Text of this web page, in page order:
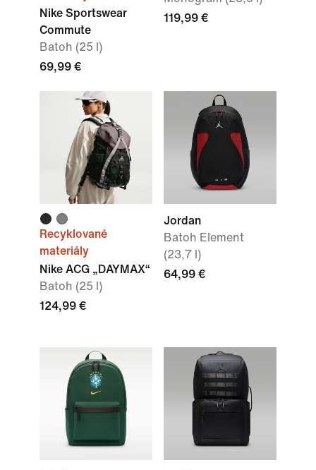
Nike Sportswear
Commute
Batoh (25 l)
69,99 €
119,99 €
Recyklované
materiály
Nike ACG „DAYMAX“
Batoh (25 l)
124,99 €
Jordan
Batoh Element
(23,7 l)
64,99 €